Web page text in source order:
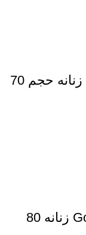
ادکلن باکارات رژ مشکی پنسیس زنانه حجم 70
ادکلن پنسیس گود گیفت Good Gift زنانه 80